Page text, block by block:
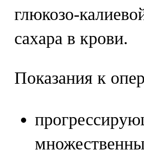
глюкозо-
сахара в крови.
Показания к